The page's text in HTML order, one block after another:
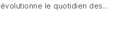
le quotidien des...